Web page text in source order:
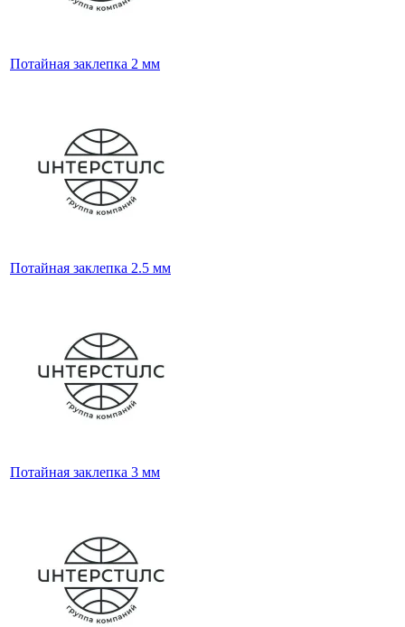
Потайная заклепка 2 мм
Потайная заклепка 2.5 мм
Потайная заклепка 3 мм